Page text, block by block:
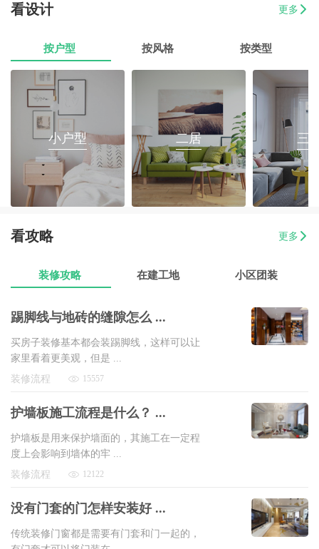
07-17 8万以上
07-17 郭先生 榕城区消防路口135平套房装修 8万以上
07-17 560平办公室装修 8万以上
07-17 伊小姐 180平和盛花园设计装修 8万以上
董先生 万泰城4室2厅 202平 8万以上
07-17 榕城区榕江一品3室2厅1卫 8万以上
07-17 8万以上
曾女士 新澳城市花园3室1厅1卫 8万以上
看设计 更多
按户型 按风格 按类型
小户型 二居 三
看攻略 更多
装修攻略 在建工地 小区团装
踢脚线与地砖的缝隙怎么 ...
买房子装修基本都会装踢脚线，这样可以让
家里看着更美观，但是 ...
装修流程
15557
护墙板施工流程是什么？ ...
护墙板是用来保护墙面的，其施工在一定程
度上会影响到墙体的牢 ...
装修流程
12122
没有门套的门怎样安装好 ...
传统装修门窗都是需要有门套和门一起的，